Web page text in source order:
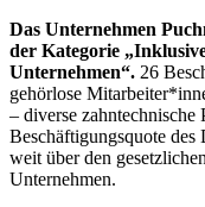
Das Unternehmen
der Kategorie
Unternehmen“. 26
gehörlose
– diverse
Beschäftigungsquote
weit über den
Unternehmen.